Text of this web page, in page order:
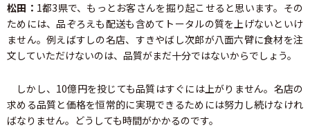
松田： 1都3県で、もっとお客さんを掘り起こせると思います。その
ためには、品ぞろえも配送も含めてトータルの質を上げないといけ
ません。例えばすしの名店、すきやばし次郎が八面六臂に食材を注
文していただけないのは、品質がまだ十分ではないからでしょう。
しかし、10億円を投じても品質はすぐには上がりません。名店の
求める品質と価格を恒常的に実現できるためには努力し続けなけれ
ばなりません。どうしても時間がかかるのです。